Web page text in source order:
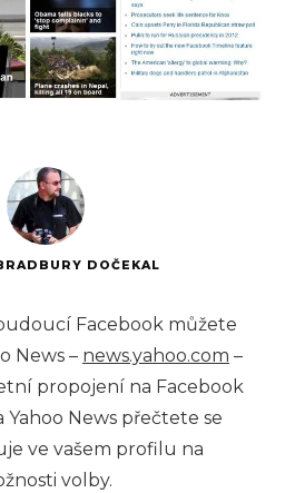
DOČEKAL
Facebook můžete
News – news.yahoo.com –
propojení na Facebook
Yahoo News přečtete se
ve vašem profilu na
volby.